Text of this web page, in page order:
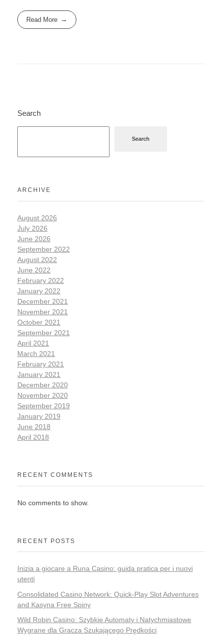
Read More
Search
Search
ARCHIVE
August 2026
July 2026
June 2026
September 2022
August 2022
June 2022
February 2022
January 2022
December 2021
November 2021
October 2021
September 2021
April 2021
March 2021
February 2021
January 2021
December 2020
November 2020
September 2019
January 2019
June 2018
April 2018
RECENT COMMENTS
No comments to show.
RECENT POSTS
Inizia a giocare a Runa Casino: guida pratica per i nuovi
utenti
Consolidated Casino Network: Quick‑Play Slot Adventures
and Kasyna Free Spiny
Wild Robin Casino: Szybkie Automaty i Natychmiastowe
Wygrane dla Gracza Szukającego Prędkości